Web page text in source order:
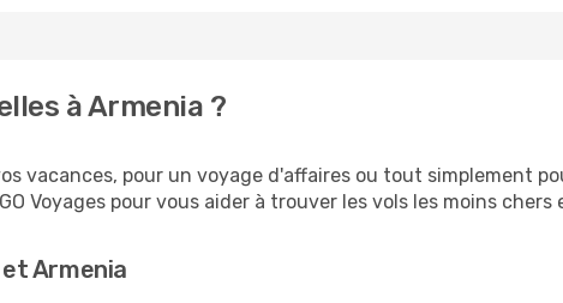
à Armenia ?
vacances, pour un voyage d'affaires ou tout simplement
Voyages pour vous aider à trouver les vols les moins
Armenia